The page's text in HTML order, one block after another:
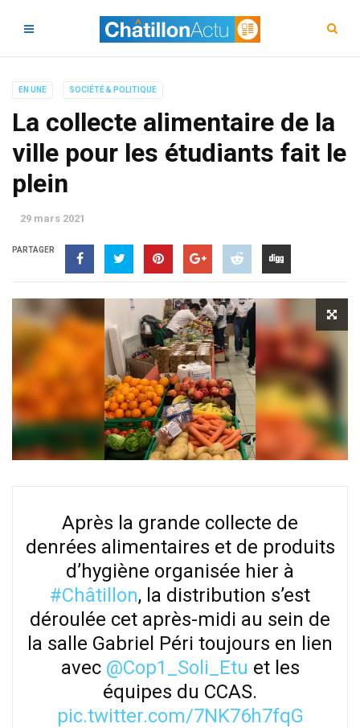
EN UNE SOCIÉTÉ & POLITIQUE
La collecte alimentaire de la
ville pour les étudiants fait le
plein
29 mars 2021
PARTAGER
Après la grande collecte de
denrées alimentaires et de produits
d’hygiène organisée hier à
#Châtillon, la distribution s’est
déroulée cet après-midi au sein de
la salle Gabriel Péri toujours en lien
avec @Cop1_Soli_Etu et les
équipes du CCAS.
pic.twitter.com/7NK76h7fqG